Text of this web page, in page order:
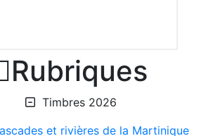
Rubriques
Timbres 2026
et rivières de la Martinique